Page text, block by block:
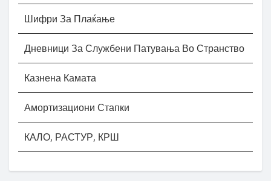
Шифри За Плаќање
Дневници За Службени Патувања Во Странство
Казнена Камата
Амортизациони Стапки
КАЛО, РАСТУР, КРШ